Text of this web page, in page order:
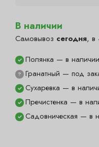
В наличии
Самовывоз сегодня, в
? Гранатный — под
✓ Полянка — в наличии
✓ Пречистенка — в
✓ Садовническая — в
✓ Сухаревка — в